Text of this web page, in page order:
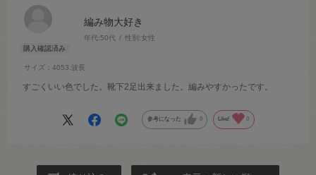
編み物大好き
年代:50代 性別:女性
サイズ：4053.波長
すごくいい色でした。靴下2足出来ました。編みやすかったです。
参考になった 0 Like! 0